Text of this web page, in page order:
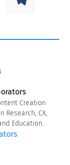
Creation
Research, CX,
Education.